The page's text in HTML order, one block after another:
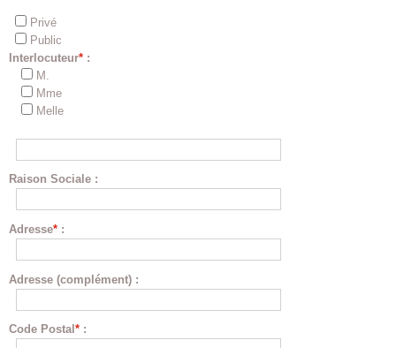
Privé
Public
Interlocuteur* :
M.
Mme
Melle
Raison Sociale :
Adresse* :
Adresse (complément) :
Code Postal * :